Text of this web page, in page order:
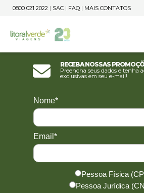
0800 021 2022 | SAC | FAQ | MAIS CONTATOS
Receba nossas
Preencha seus dados e tenha
exclusivas em seu e-mail!
Nome*
Email*
Pessoa Física
Pessoa Jurídica